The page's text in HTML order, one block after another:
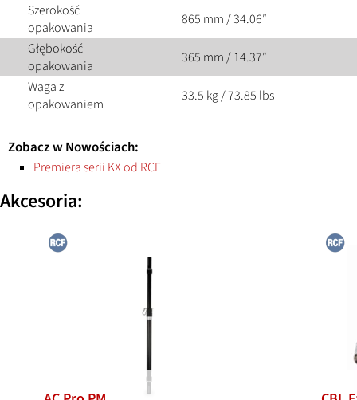
Szerokość
opakowania
865 mm / 34.06″
Głębokość
opakowania
365 mm / 14.37″
Waga z
opakowaniem
33.5 kg / 73.85 lbs
Zobacz w Nowościach:
Premiera serii KX od RCF
Akcesoria: